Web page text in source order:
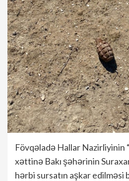
Fövqəladə Hallar Nazirliyinin
xəttinə Bakı şəhərinin
hərbi sursatın aşkar edilməsi